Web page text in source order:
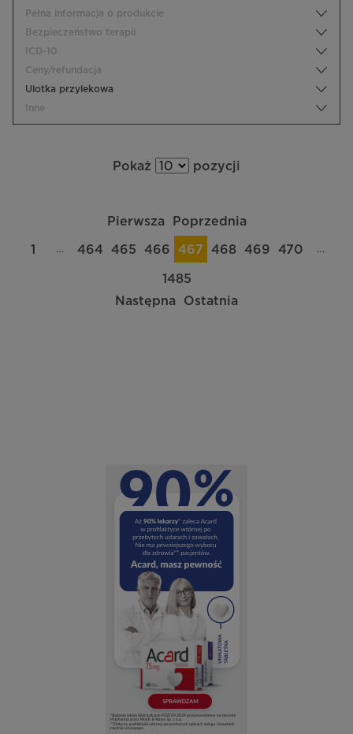
Pełna informacja o produkcie
Bezpieczeństwo terapii
ICD-10
Ceny/refundacja
Ulotka przylekowa
Inne
Pokaż pozycji
Pierwsza Poprzednia
1 … 464 465 466 467 468 469 470 …
1485
Następna
Ostatnia